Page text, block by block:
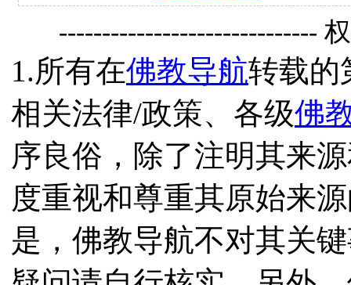
------------------------------
1.所有在佛教导航转载的
相关法律/政策、各级佛
序良俗，除了注明其来
度重视和尊重其原始来
是，佛教导航不对其关